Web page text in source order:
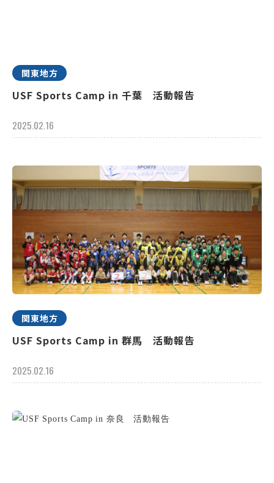
関東地方
USF Sports Camp in 千葉 活動報告
2025.02.16
関東地方
USF Sports Camp in 群馬 活動報告
2025.02.16